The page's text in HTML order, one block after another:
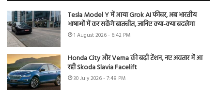
Tesla Model Y में आया Grok AI फीचर, अब भारतीय
भाषाओं में कर सकेंगे बातचीत, जानिए क्या-क्या बदलेगा
1 August 2026 - 6:42 PM
Honda City और Verna की बढ़ी टेंशन, नए अवतार में आ
रही Skoda Slavia Facelift
30 July 2026 - 7:48 PM